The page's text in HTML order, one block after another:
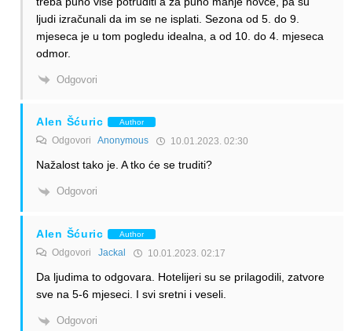
ljudi izračunali da im se ne isplati. Sezona od 5. do 9.
mjeseca je u tom pogledu idealna, a od 10. do 4. mjeseca
odmor.
Odgovori
Alen Šćuric Author
Odgovori Anonymous 10.01.2023. 02:30
Nažalost tako je. A tko će se truditi?
Odgovori
Alen Šćuric Author
Odgovori Jackal 10.01.2023. 02:17
Da ljudima to odgovara. Hotelijeri su se prilagodili, zatvore
sve na 5-6 mjeseci. I svi sretni i veseli.
Odgovori